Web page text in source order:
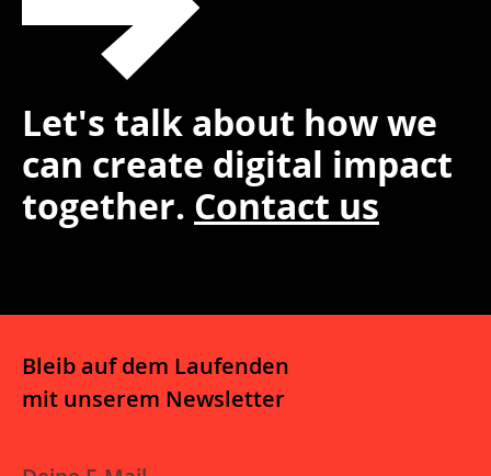
Let's talk about how we
can create digital impact
together. Contact us
Bleib auf dem Laufenden
mit unserem Newsletter
E-